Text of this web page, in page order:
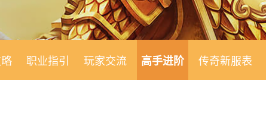
职业指引 玩家交流 高手进阶 传奇新服表